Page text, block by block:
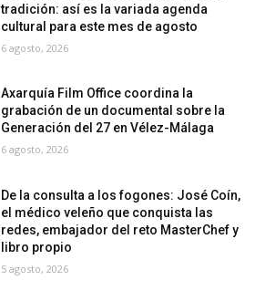
tradición: así es la variada agenda
cultural para este mes de agosto
6 agosto, 2026
Axarquía Film Office coordina la
grabación de un documental sobre la
Generación del 27 en Vélez-Málaga
6 agosto, 2026
De la consulta a los fogones: José Coín,
el médico veleño que conquista las
redes, embajador del reto MasterChef y
libro propio
5 agosto, 2026